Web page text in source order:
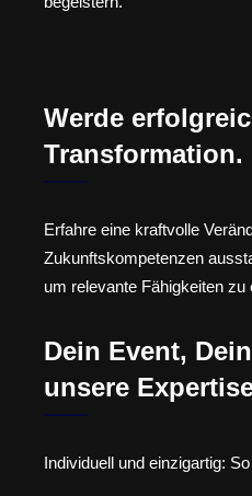
Werde
Transformation.
Erfahre eine kraftvolle
Zukunftskompetenzen
um relevante Fähigkeiten zu
Dein Event,
unsere
Individuell und einzigartig: